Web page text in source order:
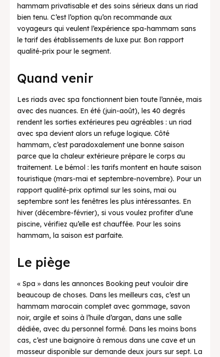
hammam privatisable et des soins sérieux dans un riad
bien tenu. C’est l’option qu’on recommande aux
voyageurs qui veulent l’expérience spa-hammam sans
le tarif des établissements de luxe pur. Bon rapport
qualité-prix pour le segment.
Quand venir
Les riads avec spa fonctionnent bien toute l’année, mais
avec des nuances. En été (juin-août), les 40 degrés
rendent les sorties extérieures peu agréables : un riad
avec spa devient alors un refuge logique. Côté
hammam, c’est paradoxalement une bonne saison
parce que la chaleur extérieure prépare le corps au
traitement. Le bémol : les tarifs montent en haute saison
touristique (mars-mai et septembre-novembre). Pour un
rapport qualité-prix optimal sur les soins, mai ou
septembre sont les fenêtres les plus intéressantes. En
hiver (décembre-février), si vous voulez profiter d’une
piscine, vérifiez qu’elle est chauffée. Pour les soins
hammam, la saison est parfaite.
Le piège
« Spa » dans les annonces Booking peut vouloir dire
beaucoup de choses. Dans les meilleurs cas, c’est un
hammam marocain complet avec gommage, savon
noir, argile et soins à l’huile d’argan, dans une salle
dédiée, avec du personnel formé. Dans les moins bons
cas, c’est une baignoire à remous dans une cave et un
masseur disponible sur demande deux jours sur sept. La